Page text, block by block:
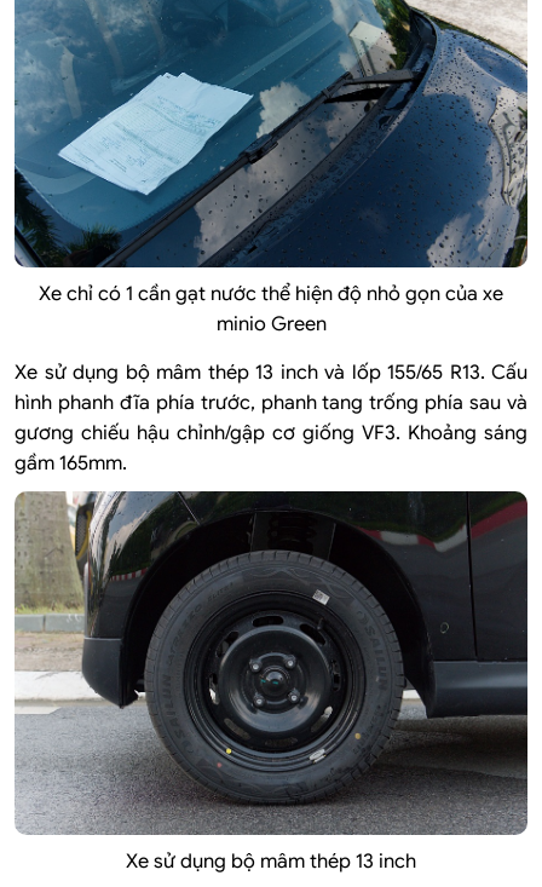
Xe chỉ có 1 cần gạt nước thể hiện độ nhỏ gọn của xe
minio Green
Xe sử dụng bộ mâm thép 13 inch và lốp 155/65 R13. Cấu
hình phanh đĩa phía trước, phanh tang trống phía sau và
gương chiếu hậu chỉnh/gập cơ giống VF3. Khoảng sáng
gầm 165mm.
Xe sử dụng bộ mâm thép 13 inch